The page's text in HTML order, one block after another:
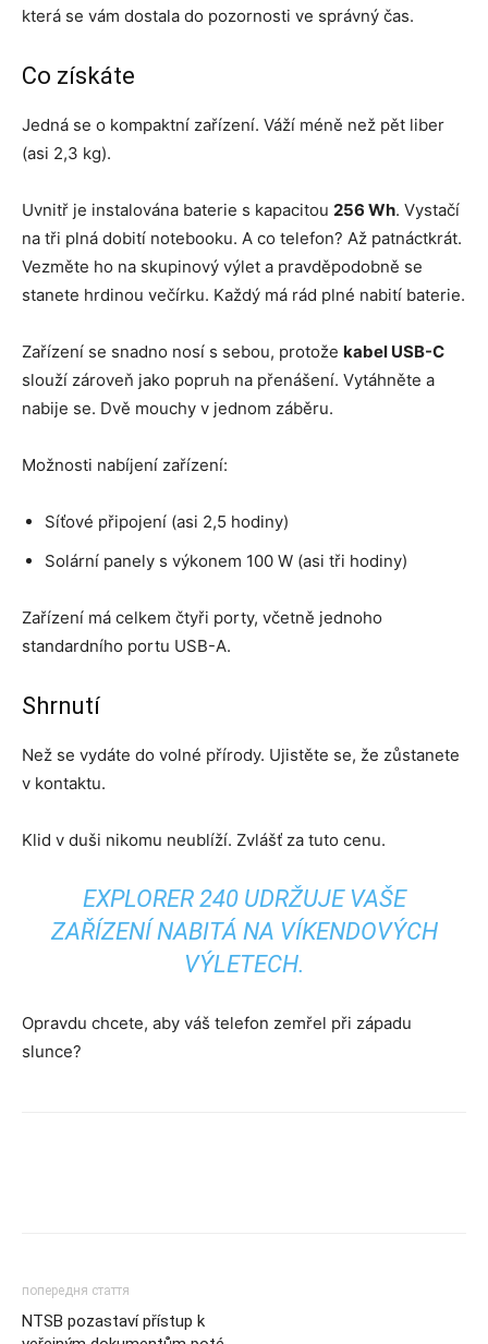
která se vám dostala do pozornosti ve správný čas.
Co získáte
Jedná se o kompaktní zařízení. Váží méně než pět liber
(asi 2,3 kg).
Uvnitř je instalována baterie s kapacitou 256 Wh. Vystačí
na tři plná dobití notebooku. A co telefon? Až patnáctkrát.
Vezměte ho na skupinový výlet a pravděpodobně se
stanete hrdinou večírku. Každý má rád plné nabití baterie.
Zařízení se snadno nosí s sebou, protože kabel USB-C
slouží zároveň jako popruh na přenášení. Vytáhněte a
nabije se. Dvě mouchy v jednom záběru.
Možnosti nabíjení zařízení:
Síťové připojení (asi 2,5 hodiny)
Solární panely s výkonem 100 W (asi tři hodiny)
Zařízení má celkem čtyři porty, včetně jednoho
standardního portu USB-A.
Shrnutí
Než se vydáte do volné přírody. Ujistěte se, že zůstanete
v kontaktu.
Klid v duši nikomu neublíží. Zvlášť za tuto cenu.
EXPLORER 240 UDRŽUJE VAŠE
ZAŘÍZENÍ NABITÁ NA VÍKENDOVÝCH
VÝLETECH.
Opravdu chcete, aby váš telefon zemřel při západu
slunce?
попередня стаття
NTSB pozastaví přístup k